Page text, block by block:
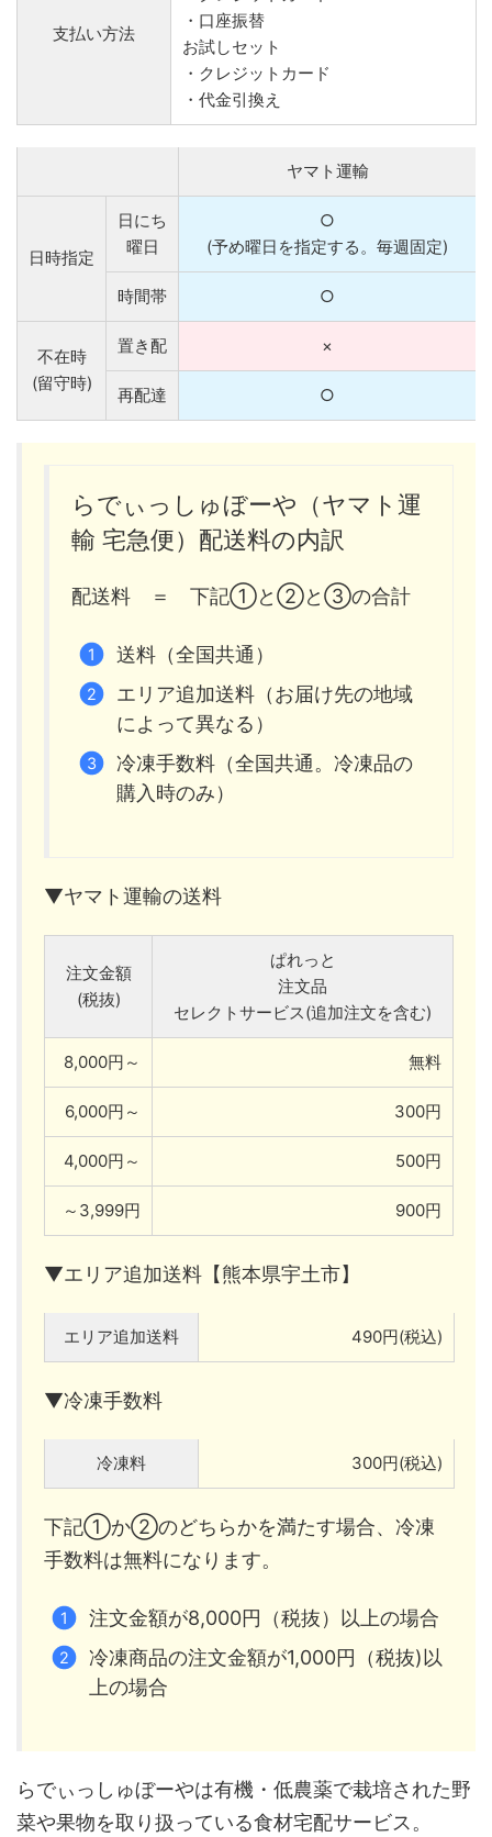
支払い方法
・口座振替
お試しセット
・クレジットカード
・代金引換え
ヤマト運輸
日時指定
日にち
曜日
○
(予め曜日を指定する。毎週固定)
時間帯 ○
不在時
(留守時)
置き配 ×
再配達 ○
らでぃっしゅぼーや（ヤマト運
輸 宅急便）配送料の内訳
配送料 ＝ 下記①と②と③の合計
送料（全国共通）
エリア追加送料（お届け先の地域
によって異なる）
冷凍手数料（全国共通。冷凍品の
購入時のみ）
▼ヤマト運輸の送料
注文金額
(税抜)
ぱれっと
注文品
セレクトサービス(追加注文を含む)
8,000円～ 無料
6,000円～ 300円
4,000円～ 500円
～3,999円 900円
▼エリア追加送料【熊本県宇土市】
エリア追加送料 490円(税込)
▼冷凍手数料
冷凍料 300円(税込)
下記①か②のどちらかを満たす場合、冷凍
手数料は無料になります。
注文金額が8,000円（税抜）以上の場合
冷凍商品の注文金額が1,000円（税抜)以
上の場合
らでぃっしゅぼーやは有機・低農薬で栽培された野
菜や果物を取り扱っている食材宅配サービス。